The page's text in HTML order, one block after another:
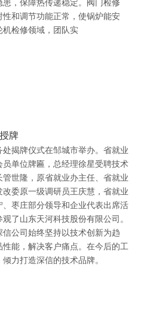
，保障热传递稳定。阀门检修
和调节功能正常，使锅炉能安
检修领域，团队实
牌
处揭牌仪式在邹城市举办。省就业
单位牌匾，总经理徐星受聘技术
世隆，原省就业办主任、省就业
委原一级调研员王庆慧，省就业
枣庄部分领导和企业代表出席活
了山东天河科技股份有限公司。
公司始终坚持以技术创新为趋
能，解决客户痛点。在今后的工
力打造深信的技术品牌。